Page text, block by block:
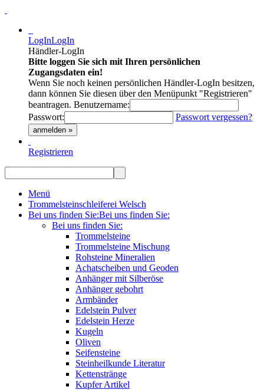
LogInLogIn
Händler-LogIn
Bitte loggen Sie sich mit Ihren persönlichen
Zugangsdaten ein!
Wenn Sie noch keinen persönlichen Händler-LogIn besitzen,
dann können Sie diesen über den Menüpunkt "Registrieren"
beantragen. Benutzername:
Passwort:
Passwort vergessen?
anmelden »
Registrieren
Menü
Trommelsteinschleiferei Welsch
Bei uns finden Sie:Bei uns finden Sie:
Bei uns finden Sie:
Trommelsteine
Trommelsteine Mischung
Rohsteine Mineralien
Achatscheiben und Geoden
Anhänger mit Silberöse
Anhänger gebohrt
Armbänder
Edelstein Pulver
Edelstein Herze
Kugeln
Oliven
Seifensteine
Steinheilkunde Literatur
Kettenstränge
Kupfer Artikel